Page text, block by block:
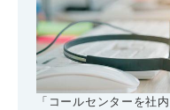
「コールセンターを社